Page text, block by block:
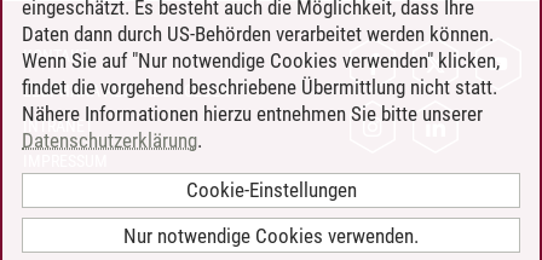
KONTAKT
LEUPHANA ALS ARBEITGEBER
INTRANET
BARRIEREFREIHEIT
eingeschätzt. Es besteht auch die Möglichkeit, dass Ihre
Daten dann durch US-Behörden verarbeitet werden können.
Wenn Sie auf "Nur notwendige Cookies verwenden" klicken,
findet die vorgehend beschriebene Übermittlung nicht statt.
Nähere Informationen hierzu entnehmen Sie bitte unserer
Datenschutzerklärung.
Cookie-Einstellungen
Nur notwendige Cookies verwenden.